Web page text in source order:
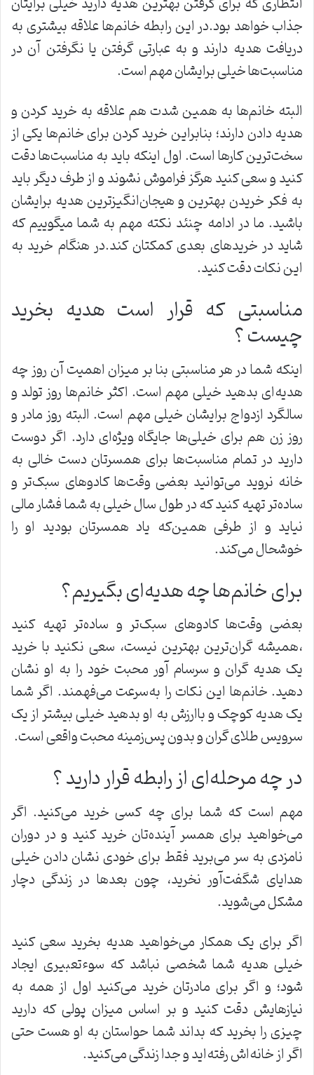
جذاب خواهد بود.در این رابطه خانم‌ها علاقه بیشتری به
دریافت هدیه دارند و به عبارتی گرفتن یا نگرفتن آن در
مناسبت‌ها خیلی برایشان مهم است.
البته خانم‌ها به همین شدت هم علاقه به خرید کردن و
هدیه دادن دارند؛ بنابراین خرید کردن برای خانم‌ها یکی از
سخت‌ترین کار‌ها است. اول اینکه باید به مناسبت‌ها دقت
کنید و سعی کنید هرگز فراموش نشوند و از طرف دیگر باید
به فکر خریدن بهترین و هیجان‌انگیزترین هدیه برایشان
باشید. ما در ادامه چنئد نکته مهم به شما میگوییم که
شاید در خرید‌های بعدی کمکتان کند.در هنگام خرید به
این نکات دقت کنید.
مناسبتی که قرار است هدیه بخرید
چیست ؟
اینکه شما در هر مناسبتی بنا بر میزان اهمیت آن روز چه
هدیه‌ای بدهید خیلی مهم است. اکثر خانم‌ها روز تولد و
سالگرد ازدواج برایشان خیلی مهم است. البته روز مادر و
روز زن هم برای خیلی‌ها جایگاه ویژه‌ای دارد. اگر دوست
دارید در تمام مناسبت‌ها برای همسرتان دست خالی به
خانه نروید می‌توانید بعضی وقت‌ها کادو‌های سبک‌تر و
ساده‌تر تهیه کنید که در طول سال خیلی به شما فشار مالی
نیاید و از طرفی همین‌که یاد همسرتان بودید او را
خوشحال می‌کند.
برای خانم‌ها چه هدیه‌ای بگیریم؟
بعضی وقت‌ها کادو‌های سبک‌تر و ساده‌تر تهیه کنید
،همیشه گران‌ترین بهترین نیست، سعی نکنید با خرید
یک هدیه گران و سرسام آور محبت خود را به او نشان
دهید. خانم‌ها این نکات را به‌سرعت می‌فهمند. اگر شما
یک هدیه کوچک و باارزش به او بدهید خیلی بیشتر از یک
سرویس طلای گران و بدون پس‌زمینه محبت واقعی است.
در چه مرحله‌ای از رابطه قرار دارید ؟
مهم است که شما برای چه کسی خرید می‌کنید. اگر
می‌خواهید برای همسر آینده‌تان خرید کنید و در دوران
نامزدی به سر می‌برید فقط برای خودی نشان دادن خیلی
هدایای شگفت‌آور نخرید، چون بعد‌ها در زندگی دچار
مشکل می‌شوید.
اگر برای یک همکار می‌خواهید هدیه بخرید سعی کنید
خیلی هدیه شما شخصی نباشد که سوءتعبیری ایجاد
شود؛ و اگر برای مادرتان خرید می‌کنید اول از همه به
نیازهایش دقت کنید و بر اساس میزان پولی که دارید
چیزی را بخرید که بداند شما حواستان به او هست حتی
اگر از خانه‌اش رفته‌اید و جدا زندگی می‌کنید.